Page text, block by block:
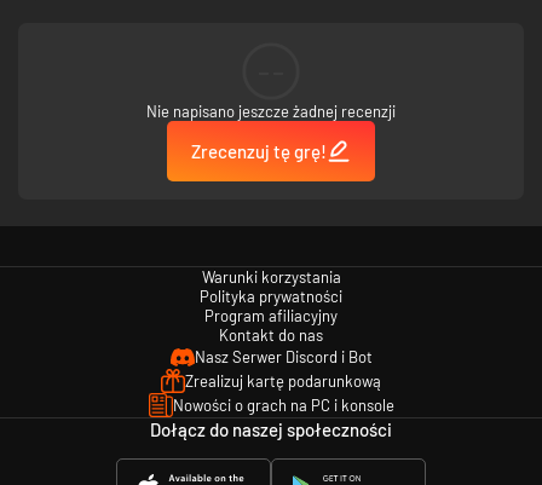
Nie napisano jeszcze żadnej recenzji
Zrecenzuj tę grę!
Warunki korzystania
Polityka prywatności
Program afiliacyjny
Kontakt do nas
Nasz Serwer Discord i Bot
Zrealizuj kartę podarunkową
Nowości o grach na PC i konsole
Dołącz do naszej społeczności